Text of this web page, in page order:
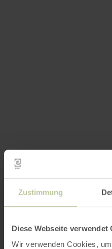
Zustimmung
Diese Webseite verwendet
Wir verwenden Cookies,